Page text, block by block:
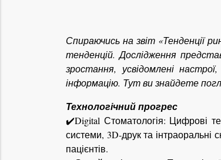
Спираючись на звіт «Тенденції
тенденцій. Дослідження
зростання, усвідомлені
інформацію. Тут ви знайдете
Технологічний прогрес
✔️Digital Стоматологія: Цифрові
системи, 3D-друк та інтраоральні
пацієнтів.